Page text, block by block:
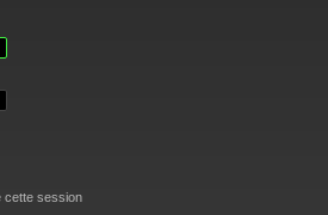
cette session